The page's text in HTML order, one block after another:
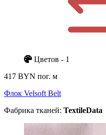
Цветов - 1
417 BYN пог. м
Флок Velsoft Belt
Фабрика тканей: TextileData